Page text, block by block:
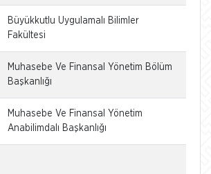
Büyükkutlu Uygulamalı Bilimler
Fakültesi
Muhasebe Ve Finansal Yönetim Bölüm
Başkanlığı
Muhasebe Ve Finansal Yönetim
Anabilimdalı Başkanlığı